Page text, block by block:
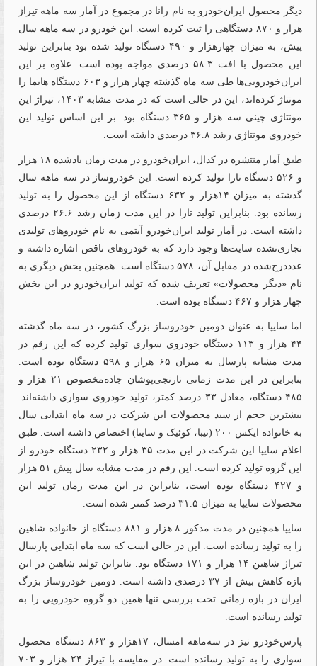
دیگر محصول ایران‌‌‌‌‌‌‌‌‌‌‌‌‌‌‌‌‌‌‌‌‌‌‌‌‌‌‌‌‌‌‌‌‌‌‌‌‌‌‌‌‌‌‌‌‌‌‌‌‌‌‌‌‌‌‌‌‌‌‌‌‌‌‌‌‌‌‌‌‌‌‌‌‌‌‌‌‌‌‌‌‌‌‌‌‌‌‌‌‌‌‌‌‌‌‌‌‌‌‌‌‌‌‌‌‌‌‌‌‌‌‌‌‌‌‌‌‌‌‌‌‌‌‌‌‌‌‌‌‌‌‌‌‌‌‌‌‌‌‌‌‌‌‌‌‌‌‌‌‌‌‌‌‌‌‌‌‌‌‌‌‌‌‌‌‌‌‌‌‌‌‌‌‌‌‌‌‌‌‌‌‌‌‌‌‌‌‌‌‌‌‌‌‌‌‌‌‌‌‌‌‌‌‌‌‌‌‌‌‌‌‌‌‌‌‌‌‌‌‌‌‌‌‌‌‌‌‌‌‌‌‌‌‌‌‌‌‌‌‌‌‌‌‌‌‌‌‌‌‌‌‌‌‌‌‌‌‌‌‌‌‌‌‌‌‌‌‌‌‌‌‌‌‌‌‌‌‌‌‌‌‌‌‌‌‌‌‌‌‌‌‌‌‌‌‌‌‌‌‌‌‌‌‌‌‌‌‌‌‌‌‌‌‌‌‌‌‌‌‌‌‌‌‌‌خودرو به نام رانا در مجموع در آمار سه ماهه تیراژ
هزار و ۸۷۰ دستگاهی را ثبت کرده است. این خودرو در سه ماهه سال
پیش، به میزان چهارهزار و ۴۹۰ دستگاه تولید شده بود بنابراین تولید
این محصول با افت ۵۸.۳ درصدی مواجه بوده است. علاوه بر این
ایران‌‌‌‌‌‌‌‌‌‌‌‌‌‌‌‌‌‌‌‌‌‌‌‌‌‌‌‌‌‌‌‌‌‌‌‌‌‌‌‌‌‌‌‌‌‌‌‌‌‌‌‌‌‌‌‌‌‌‌‌‌‌‌‌‌‌‌‌‌‌‌‌‌‌‌‌‌‌‌‌‌‌‌‌‌‌‌‌‌‌‌‌‌‌‌‌‌‌‌‌‌‌‌‌‌‌‌‌خودرویی‌‌‌‌‌‌‌‌‌‌‌‌‌‌‌‌‌‌‌‌‌‌‌‌‌‌‌‌‌‌‌‌‌‌‌‌‌‌‌‌‌‌‌‌‌‌‌‌‌‌‌‌‌‌‌‌‌‌‌‌‌‌‌‌‌‌‌‌‌‌‌‌‌‌‌‌‌‌‌‌‌‌‌‌‌‌‌‌‌‌‌‌‌‌‌‌‌‌‌‌‌‌‌‌‌‌‌‌ها طی سه ماه گذشته چهار هزار و ۶۰۳ دستگاه هایما را
مونتاژ کرده‌‌‌‌‌‌‌‌‌‌‌‌‌‌‌‌‌‌‌‌‌‌‌‌‌‌‌‌‌‌‌‌‌‌‌‌‌‌‌‌‌‌‌‌‌‌‌‌‌‌‌‌‌‌‌‌‌‌‌‌‌‌‌‌‌‌‌‌‌‌‌‌‌‌‌‌‌‌‌‌‌‌‌‌‌‌‌‌‌‌‌‌‌‌‌‌‌‌‌‌‌‌‌‌‌‌‌‌اند، این در حالی است که در مدت مشابه ۱۴۰۳، تیراژ این
مونتاژی چینی سه هزار و ۳۶۵ دستگاه بود. بر این اساس تولید این
خودروی مونتاژی رشد ۳۶.۸ درصدی داشته است.
طبق آمار منتشره در کدال، ایران‌‌‌‌‌‌‌‌‌‌‌‌‌‌‌‌‌‌‌‌‌‌‌‌‌‌‌‌‌‌‌‌‌‌‌‌‌‌‌‌‌‌‌‌‌‌‌‌‌‌‌‌‌‌‌‌‌‌‌‌‌‌‌‌‌‌‌‌‌‌‌‌‌‌‌‌‌‌‌‌‌‌‌‌‌‌‌‌‌‌‌‌‌‌‌‌‌‌‌‌‌‌‌‌‌‌‌‌‌‌‌‌‌‌‌‌‌‌‌‌‌‌‌‌‌‌‌‌‌‌‌‌‌‌‌‌‌‌‌‌‌‌‌‌‌‌‌‌‌‌‌‌‌‌‌‌‌‌‌‌‌‌‌‌‌‌‌‌‌‌‌‌‌‌‌‌‌‌‌‌‌‌‌‌‌‌‌‌‌‌‌‌‌‌‌‌‌‌‌‌‌‌‌‌‌‌‌‌‌‌‌‌‌‌‌‌‌‌‌‌‌‌‌‌‌‌‌‌‌‌‌‌‌‌‌‌‌‌‌‌‌‌‌‌‌‌‌‌‌‌‌‌‌‌‌‌‌‌‌‌‌‌‌‌‌‌‌‌‌‌‌‌‌‌‌‌‌‌‌‌‌‌‌‌‌‌‌‌‌‌‌‌‌‌‌‌‌‌‌‌‌‌‌‌‌‌‌‌‌‌‌‌‌‌‌‌‌‌‌‌‌‌‌‌خودرو در مدت زمان یاد‌‌‌‌‌‌‌‌‌‌‌‌شده ۱۸ هزار
و ۵۲۶ دستگاه تارا تولید کرده است. این خودروساز در سه ماهه سال
گذشته به میزان ۱۴هزار و ۶۳۲ دستگاه از این محصول را به تولید
رسانده بود. بنابراین تولید تارا در این مدت زمان رشد ۲۶.۶ درصدی
داشته است. در آمار تولید ایران‌‌‌‌‌‌‌‌‌‌‌‌‌‌‌‌‌‌‌‌‌‌‌‌‌‌‌‌‌‌‌‌‌‌‌‌‌‌‌‌‌‌‌‌‌‌‌‌‌‌‌‌‌‌‌‌‌‌‌‌‌‌‌‌‌‌‌‌‌‌‌‌‌‌‌‌‌‌‌‌‌‌‌‌‌‌‌‌‌‌‌‌‌‌‌‌‌‌‌‌‌‌‌‌‌‌‌‌خودرو آیتمی به نام خودروهای تولیدی
تجاری‌‌‌‌‌‌‌‌‌‌‌‌‌‌‌‌‌‌‌‌‌‌‌‌‌‌‌‌‌‌‌‌‌‌‌‌‌‌‌‌‌‌‌‌‌‌‌‌‌‌‌‌‌‌‌‌‌‌‌‌‌‌‌‌‌‌‌‌‌‌‌‌‌‌‌‌‌‌‌‌‌‌‌‌‌‌‌‌‌‌‌‌‌‌‌‌‌‌‌‌‌‌‌‌‌‌‌‌نشده سایت‌ها وجود دارد که به خودروهای ناقص اشاره داشته و
عدددرج‌شده در مقابل آن، ۵۷۸ دستگاه است. همچنین بخش دیگری به
نام «دیگر محصولات» تعریف شده که تولید ایران‌خودرو در این بخش
چهار هزار و ۴۶۷ دستگاه بوده است.
اما سایپا به عنوان دومین خودروساز بزرگ کشور، در سه ماه گذشته
۴۴ هزار و ۱۱۳ دستگاه خودروی سواری تولید کرده‌‌‌‌‌‌‌‌‌‌‌‌‌‌‌‌‌‌‌‌‌‌‌‌‌‌‌‌‌‌‌‌‌‌‌‌‌‌‌‌‌‌‌‌‌‌‌‌‌‌‌‌‌‌‌‌‌‌‌‌‌‌‌‌‌‌‌‌‌‌‌‌‌‌‌‌‌‌‌‌‌‌‌‌‌‌‌‌‌‌‌‌‌‌‌‌‌‌‌‌‌‌‌‌‌‌‌‌ که این رقم در
مدت مشابه پارسال به میزان ۶۵ هزار و ۵۹۸ دستگاه بوده است.
بنابراین در این مدت زمانی نارنجی‌‌‌‌‌‌‌‌‌‌‌‌‌‌‌‌‌‌‌‌‌‌‌‌‌‌‌‌‌‌‌‌‌‌‌‌‌‌‌‌‌‌‌‌‌‌‌‌‌‌‌‌‌‌‌‌‌‌‌‌‌‌‌‌‌‌‌‌‌‌‌‌‌‌‌‌‌‌‌‌‌‌‌‌‌‌‌‌‌‌‌‌‌‌‌‌‌‌‌‌‌‌‌‌‌‌‌‌پوشان جاده‌‌‌‌‌‌‌‌‌‌‌‌‌‌‌‌‌‌‌‌‌‌‌‌‌‌‌‌‌‌‌‌‌‌‌‌‌‌‌‌‌‌‌‌‌‌‌‌‌‌‌‌‌‌‌‌‌‌‌‌‌‌‌‌‌‌‌‌‌‌‌‌‌‌‌‌‌‌‌‌‌‌‌‌‌‌‌‌‌‌‌‌‌‌‌‌‌‌‌‌‌‌‌‌‌‌‌‌مخصوص ۲۱ هزار و
۴۸۵ دستگاه، معادل ۳۳ درصد کمتر، تولید خودروی سواری داشته‌اند.
بیشترین حجم از سبد محصولات این شرکت در سه ماه ابتدایی سال
به خانواده ایکس ۲۰۰ (تیبا، کوئیک و ساینا) اختصاص داشته است. طبق
اعلام سایپا این شرکت در این مدت ۳۵ هزار و ۲۳۲ دستگاه خودرو از
این گروه تولید کرده است. این رقم در مدت مشابه سال پیش ۵۱ هزار
و ۴۲۷ دستگاه بوده است، بنابراین در این مدت زمان تولید این
محصولات سایپا به میزان ۳۱.۵ درصد کمتر شده است.
سایپا همچنین در مدت مذکور ۸ هزار و ۸۸۱ دستگاه از خانواده شاهین
را به تولید رسانده است. این در حالی است که سه ماه ابتدایی پارسال
تیراژ شاهین ۱۴ هزار و ۱۷۱ دستگاه بود. بنابراین تولید شاهین در این
بازه کاهش بیش از ۳۷ درصدی داشته است. دومین خودروساز بزرگ
ایران در بازه زمانی تحت بررسی تنها همین دو گروه خودرویی را به
تولید رسانده است.
پارس‌خودرو نیز در سه‌ماهه امسال، ۱۷هزار و ۸۶۳ دستگاه محصول
سواری را به تولید رسانده است. در مقایسه با تیراژ ۲۴ هزار و ۷۰۳